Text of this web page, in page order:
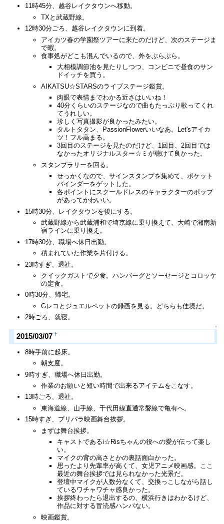
11時45分、越谷レイクタウンへ移動。
TXと武蔵野線。
12時30分ごろ、越谷レイクタウンに到着。
アイカツ春の学園祭ツアーに来たのだけど、次のステージま
で暇。
食事処がどこも混んでいるので、外をぶらぶら。
大相模調節池を見たりしつつ、コンビニで昼食のサン
ドイッチを買う。
AIKATSU☆STARSのライブステージ鑑賞。
肉眼で表情までわかる近さはいいね！
40分くらいのステージなので曲もたっぷり歌ってくれ
てうれしい。
珍しく写真撮影が良かったみたい。
タルトタタン、PassionFlowerいいなあ。Let'sアイカ
ツ！フル高まる。
3回目のステージを見たのだけど、1回目、2回目では
なかったオリジナルスター☆ミが聴けて良かった。
スタンプラリーを回る。
せっかくなので、サインスタンプを集めて、ポケット
バインダーをゲットした。
各ポイントにスクールドレスのキャラクターのポップ
があってかわいい。
15時30分、レイクタウンを後にする。
武蔵野線から武蔵浦和で埼京線に乗り換えて、大崎で湘南新
宿ラインに乗り換え。
17時30分、職場へ休日出勤。
積まれていた作業を片付ける。
23時すぎ、退社。
クイックガストで夕食。ハンバーグとソーセージとコロッケ
の定食。
0時30分、帰宅。
Gレコとジュエルペットの録画を見る。どちらも佳境だ。
2時ごろ、就寝。
↑
2015/03/07 †
8時手前に起床。
朝支度。
9時すぎ、職場へ休日出勤。
作業のお願いと短い時間で出来るアイテムをこなす。
13時ごろ、退社。
東海道線、山手線、千代田線直通常磐線で亀有へ。
15時すぎ、プリパラ映画舞台挨拶。
まずは舞台挨拶。
キャストであるi☆Risちゃんの役への愛が伝って楽し
い。
マイクの背の高さとかの裏話面白かった。
思ったより先輩率が高くて、女児アニメ映画感。ここ
最近の舞台挨拶では見られなかった光景だ。
登壇中マイクが人数分なくて、交換っこしながら話し
ているワチャワチャ感良かった。
挨拶終わったら退出するの、横浜行きはわかるけど、
作品に対する冒涜感ハンパない。
映画鑑賞。